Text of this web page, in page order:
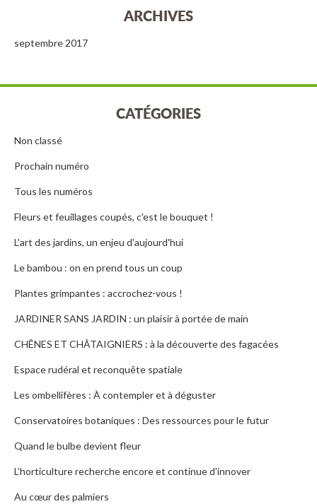
ARCHIVES
septembre 2017
CATÉGORIES
Non classé
Prochain numéro
Tous les numéros
Fleurs et feuillages coupés, c'est le bouquet !
L'art des jardins, un enjeu d'aujourd'hui
Le bambou : on en prend tous un coup
Plantes grimpantes : accrochez-vous !
JARDINER SANS JARDIN : un plaisir à portée de main
CHÊNES ET CHÂTAIGNIERS : à la découverte des fagacées
Espace rudéral et reconquête spatiale
Les ombellifères : À contempler et à déguster
Conservatoires botaniques : Des ressources pour le futur
Quand le bulbe devient fleur
L’horticulture recherche encore et continue d'innover
Au cœur des palmiers